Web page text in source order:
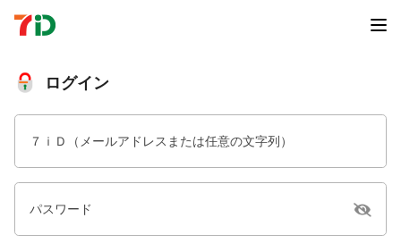
ログイン
７ｉＤ（メールアドレスまたは任意の文字列）
パスワード